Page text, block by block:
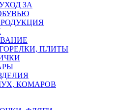
ЗА
ПЛИТЫ
КОМАРОВ